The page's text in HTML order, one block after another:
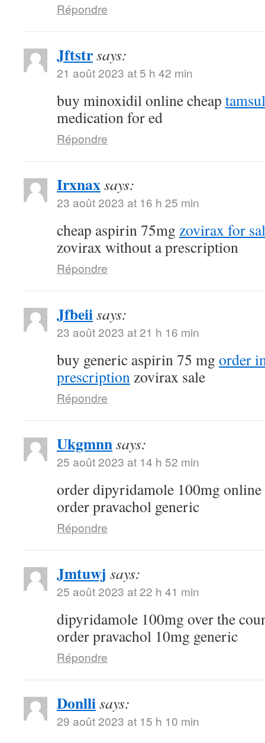
Répondre
Jftstrsays:
21 août 2023 at 5 h 42 min
buy minoxidil online cheap
medication for ed
Répondre
Irxnaxsays:
23 août 2023 at 16 h 25 min
cheap aspirin 75mg zovirax for
zovirax without a prescription
Répondre
Jfbeiisays:
23 août 2023 at 21 h 16 min
buy generic aspirin 75 mg order
prescriptionzovirax sale
Répondre
Ukgmnnsays:
25 août 2023 at 14 h 52 min
order dipyridamole 100mg online
order pravachol generic
Répondre
Jmtuwj says:
25 août 2023 at 22 h 41 min
dipyridamole 100mg over the
order pravachol 10mg generic
Répondre
Donllisays:
29 août 2023 at 15 h 10 min